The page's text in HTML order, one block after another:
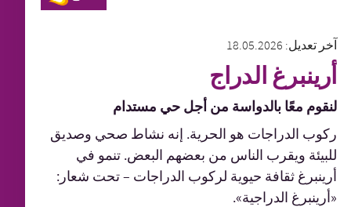
آخر تعديل: 18.05.2026
أرينبرغ الدراج
لنقوم معًا بالدواسة من أجل حي مستدام
ركوب الدراجات هو الحرية. إنه نشاط صحي وصديق
للبيئة ويقرب الناس من بعضهم البعض. تنمو في
أرينبرغ ثقافة حيوية لركوب الدراجات – تحت شعار:
«أرينبرغ الدراجية».